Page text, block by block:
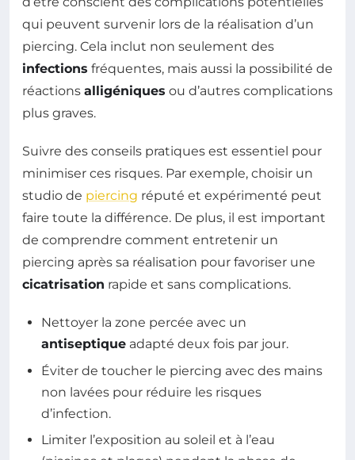
qui peuvent survenir lors de la réalisation d’un
piercing. Cela inclut non seulement des
infections fréquentes, mais aussi la possibilité de
réactions alligéniques ou d’autres complications
plus graves.
Suivre des conseils pratiques est essentiel pour
minimiser ces risques. Par exemple, choisir un
studio de piercing réputé et expérimenté peut
faire toute la différence. De plus, il est important
de comprendre comment entretenir un
piercing après sa réalisation pour favoriser une
cicatrisation rapide et sans complications.
Nettoyer la zone percée avec un
antiseptique adapté deux fois par jour.
Éviter de toucher le piercing avec des mains
non lavées pour réduire les risques
d’infection.
Limiter l’exposition au soleil et à l’eau